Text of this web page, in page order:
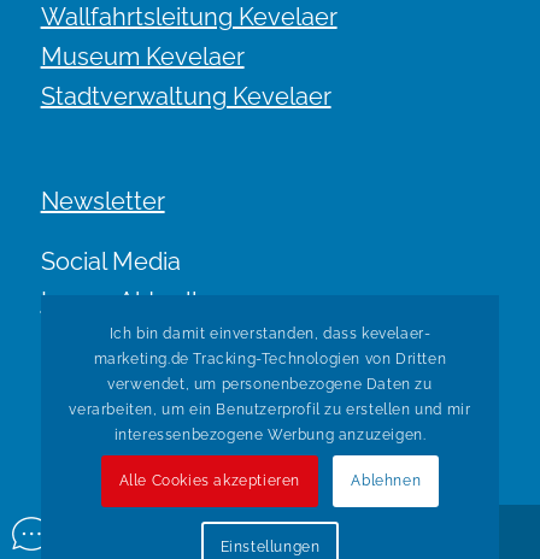
Wallfahrtsleitung Kevelaer
Museum Kevelaer
Stadtverwaltung Kevelaer
Newsletter
Social Media
Immer Aktuell.
© Copyright Kevelaer Marketing. Realisiert durch
Ich bin damit einverstanden, dass kevelaer-
marketing.de Tracking-Technologien von Dritten
verwendet, um personenbezogene Daten zu
verarbeiten, um ein Benutzerprofil zu erstellen und mir
interessenbezogene Werbung anzuzeigen.
Alle Cookies akzeptieren Ablehnen
Einstellungen